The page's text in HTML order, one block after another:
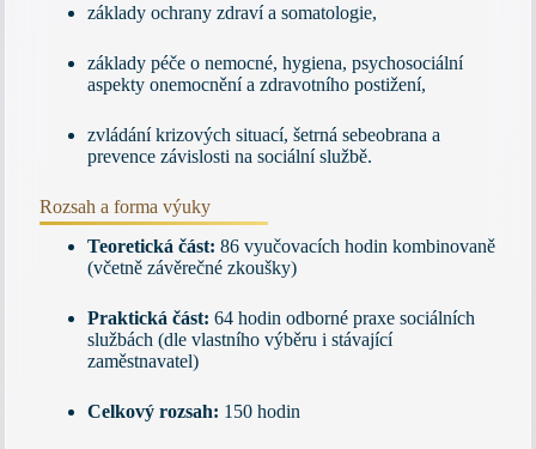
základy ochrany zdraví a somatologie,
základy péče o nemocné, hygiena, psychosociální
aspekty onemocnění a zdravotního postižení,
zvládání krizových situací, šetrná sebeobrana a
prevence závislosti na sociální službě.
Rozsah a forma výuky
Teoretická část: 86 vyučovacích hodin kombinovaně
(včetně závěrečné zkoušky)
Praktická část: 64 hodin odborné praxe sociálních
službách (dle vlastního výběru i stávající
zaměstnavatel)
Celkový rozsah: 150 hodin